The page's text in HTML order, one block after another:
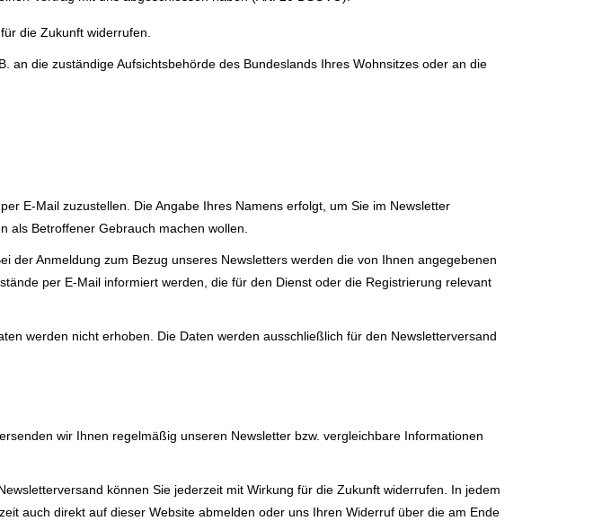
die Zukunft widerrufen.
an die zuständige Aufsichtsbehörde des Bundeslands Ihres Wohnsitzes oder an die
E-Mail zuzustellen. Die Angabe Ihres Namens erfolgt, um Sie im Newsletter
als Betroffener Gebrauch machen wollen.
der Anmeldung zum Bezug unseres Newsletters werden die von Ihnen angegebenen
per E-Mail informiert werden, die für den Dienst oder die Registrierung relevant
werden nicht erhoben. Die Daten werden ausschließlich für den Newsletterversand
wir Ihnen regelmäßig unseren Newsletter bzw. vergleichbare Informationen
können Sie jederzeit mit Wirkung für die Zukunft widerrufen. In jedem
auch direkt auf dieser Website abmelden oder uns Ihren Widerruf über die am Ende